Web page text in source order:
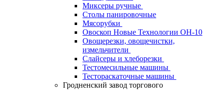
Миксеры ручные
Столы панировочные
Мясорубки
Овоскоп Новые Технологии ОН-10
Овощерезки, овощечистки,
измельчители
Слайсеры и хлеборезки
Тестомесильные машины
Тестораскаточные машины
Гродненский завод торгового